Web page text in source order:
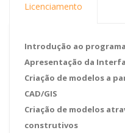
Licenciamento
Introdução ao programa
Apresentação da
Criação de modelos a
CAD/GIS
Criação de modelos
construtivos